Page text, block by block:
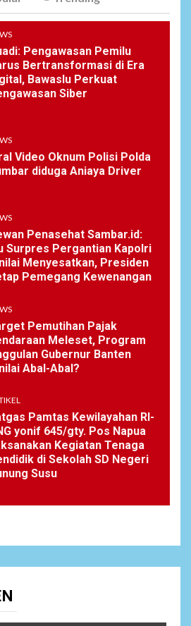
Pengawasan Pemilu
Bertransformasi di Era
Bawaslu Perkuat
Siber
Video Oknum Polisi Polda
diduga Aniaya Driver
Penasehat Sambar.id:
Surpres Pergantian Kapolri
Menyesatkan, Presiden
Pemegang Kewenangan
Pemutihan Pajak
Meleset, Program
Gubernur Banten
Abal-Abal?
Pamtas Kewilayahan RI-
yonif 645/gty. Pos Napua
Kegiatan Tenaga
di Sekolah SD Negeri
Susu